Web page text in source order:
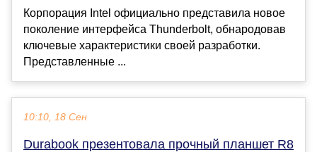
Корпорация Intel официально представила новое
поколение интерфейса Thunderbolt, обнародовав
ключевые характеристики своей разработки.
Представленные ...
10:10, 18 Сен
Durabook презентовала прочный планшет R8